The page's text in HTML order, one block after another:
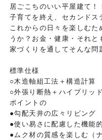
居ごこちのいい平屋建て！
子育てを終え、セカンドス
これからの日々を楽しむ
うか？お金・健康・それと
家づくりを通してそんな問
標準仕様
○木造軸組工法＋構造計算
○外張り断熱＋ハイブリッ
ポイントの
●勾配天井の広々リビング
●使い易さに配慮した機能
●ムク材の質感を楽しむ（